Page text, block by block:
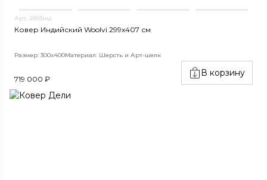
Арт. 2893нш
Ковер Индийский Woolvi 299x407 см
Размер: 300x400Материал: Шерсть и Арт-шелк
719 000 ₽
В корзину